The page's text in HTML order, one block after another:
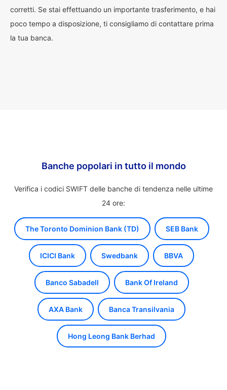
corretti. Se stai effettuando un importante trasferimento, e hai
poco tempo a disposizione, ti consigliamo di contattare prima
la tua banca.
Banche popolari in tutto il mondo
Verifica i codici SWIFT delle banche di tendenza nelle ultime
24 ore:
The Toronto Dominion Bank (TD) SEB Bank
ICICI Bank Swedbank BBVA
Banco Sabadell Bank Of Ireland
AXA Bank Banca Transilvania
Hong Leong Bank Berhad